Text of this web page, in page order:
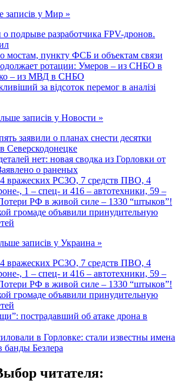
записів у Мир »
подрыве разработчика FPV-дронов.
пункту ФСБ и объектам связи
ротации: Умеров – из СНБО в
– из МВД в СНБО
за відсоток перемог в аналізі
записів у Новости »
заявили о планах снести десятки
Северскодонецке
нет: новая сводка из Горловки от
о раненых
вражеских РСЗО, 7 средств ПВО, 4
, 1 – спец- и 416 – автотехники, 59 –
РФ в живой силе – 1330 “штыков”!
громаде объявили принудительную
записів у Украина »
вражеских РСЗО, 7 средств ПВО, 4
, 1 – спец- и 416 – автотехники, 59 –
РФ в живой силе – 1330 “штыков”!
громаде объявили принудительную
пострадавший об атаке дрона в
в Горловке: стали известны имена
банды Безлера
читателя: